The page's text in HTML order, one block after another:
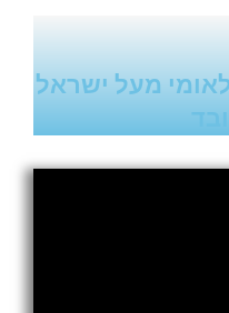
מעל ישראל